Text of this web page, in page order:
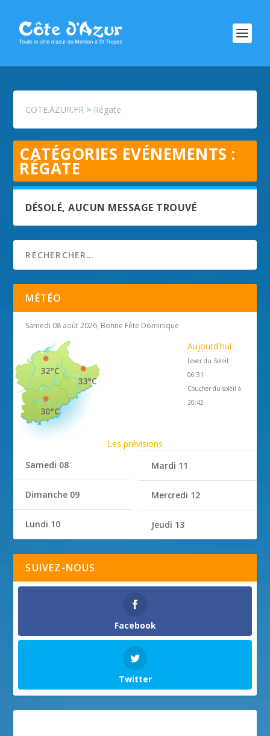
COTE.AZUR.FR > Régate
CATÉGORIES EVÉNEMENTS :
RÉGATE
DÉSOLÉ, AUCUN MESSAGE TROUVÉ
MÉTÉO
Samedi 08 août 2026, Bonne Fête Dominique
33°C
32°C
30°C
Aujourd'hui
Lever du Soleil
06:31
Coucher du soleil à
20:42
Les prévisions
Samedi 08
Dimanche 09
Lundi 10
Mardi 11
Mercredi 12
Jeudi 13
SUIVEZ-NOUS
Facebook
Twitter